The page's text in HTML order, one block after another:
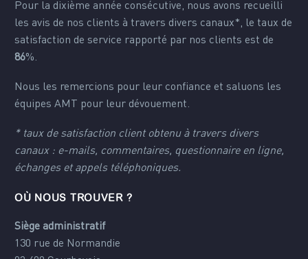
Pour la dixième année consécutive, nous avons recueilli
les avis de nos clients à travers divers canaux*, le taux de
satisfaction de service rapporté par nos clients est de
86%.
Nous les remercions pour leur confiance et saluons les
équipes AMT pour leur dévouement.
* taux de satisfaction client obtenu à travers divers
canaux : e-mails, commentaires, questionnaire en ligne,
échanges et appels téléphoniques.
OÙ NOUS TROUVER ?
Siège administratif
130 rue de Normandie